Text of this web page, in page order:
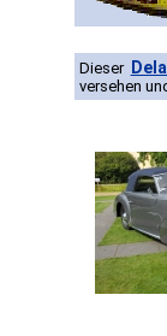
Dieser
versehen